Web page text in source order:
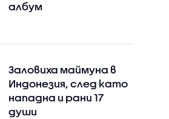
албум
Заловиха маймуна в
Индонезия, след като
нападна и рани 17
души